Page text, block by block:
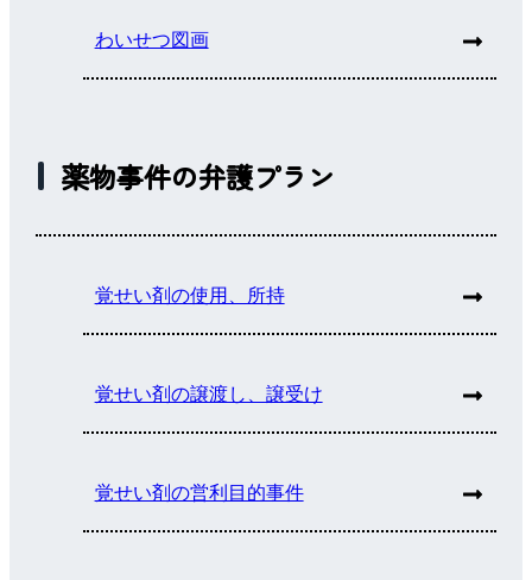
わいせつ図画
薬物事件の弁護プラン
覚せい剤の使用、所持
覚せい剤の譲渡し、譲受け
覚せい剤の営利目的事件